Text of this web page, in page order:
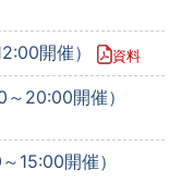
開催） 資料
20:00開催）
15:00開催）